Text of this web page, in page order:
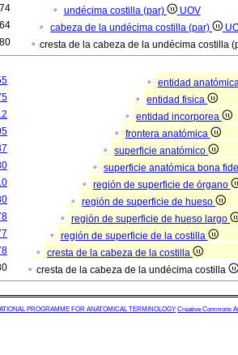
undécima costilla (par)
UOV
cabeza de la undécima costilla (par)
cresta de la cabeza de la undécima costilla
entidad
entidad fisica
entidad incorporea
frontera anatómica
superficie anatómico
superficie anatómica bona fide
región de superficie de órgano
región de superficie de hueso
región de superficie de hueso largo
región de superficie de la costilla
cresta de la cabeza de la costilla
cresta de la cabeza de la undécima costilla
PROGRAMME FOR ANATOMICAL TERMINOLOGY Creative Commons